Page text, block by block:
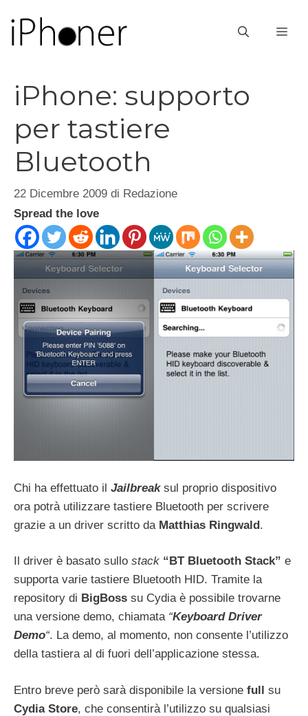
contenuto
iPhone: supporto
per tastiere
Bluetooth
22 Dicembre 2009 di Redazione
Spread the love
Chi ha effettuato il Jailbreak sul proprio dispositivo
ora potrà utilizzare tastiere Bluetooth per scrivere
grazie a un driver scritto da Matthias Ringwald.
Il driver è basato sullo stack “BT Bluetooth Stack” e
supporta varie tastiere Bluetooth HID. Tramite la
repository di BigBoss su Cydia è possibile trovarne
una versione demo, chiamata “Keyboard Driver
Demo“. La demo, al momento, non consente l’utilizzo
della tastiera al di fuori dell’applicazione stessa.
Entro breve però sarà disponibile la versione full su
Cydia Store, che consentirà l’utilizzo su qualsiasi